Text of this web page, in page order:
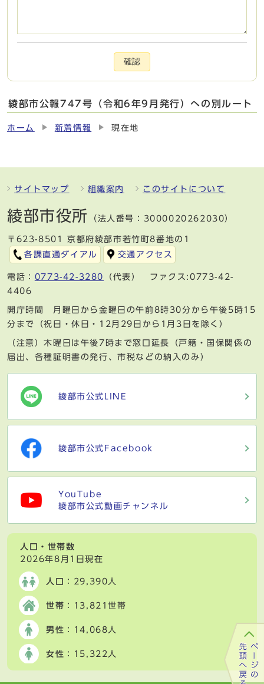
確認
綾部市公報747号（令和6年9月発行）への別ルート
ホーム 新着情報 現在地
サイトマップ 組織案内 このサイトについて
綾部市役所 （法人番号：3000020262030）
〒623-8501 京都府綾部市若竹町8番地の1
各課直通ダイアル
交通アクセス
電話： 0773-42-3280
（代表） ファクス:0773-42-
4406
開庁時間 月曜日から金曜日の午前8時30分から午後5時15
分まで（祝日・休日・12月29日から1月3日を除く）
（注意）木曜日は午後7時まで窓口延長（戸籍・国保関係の
届出、各種証明書の発行、市税などの納入のみ）
綾部市公式LINE
綾部市公式Facebook
YouTube
綾部市公式動画チャンネル
人口・世帯数
2026年8月1日現在
人口 ：29,390人
世帯 ：13,821世帯
男性 ：14,068人
女性 ：15,322人